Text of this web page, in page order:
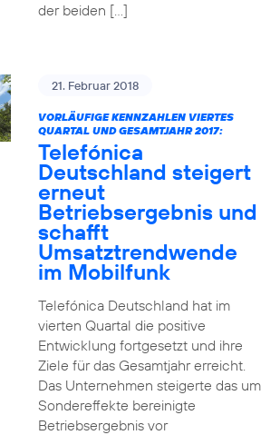
der beiden […]
21. Februar 2018
VORLÄUFIGE KENNZAHLEN VIERTES
QUARTAL UND GESAMTJAHR 2017:
Telefónica
Deutschland steigert
erneut
Betriebsergebnis und
schafft
Umsatztrendwende
im Mobilfunk
Telefónica Deutschland hat im
vierten Quartal die positive
Entwicklung fortgesetzt und ihre
Ziele für das Gesamtjahr erreicht.
Das Unternehmen steigerte das um
Sondereffekte bereinigte
Betriebsergebnis vor